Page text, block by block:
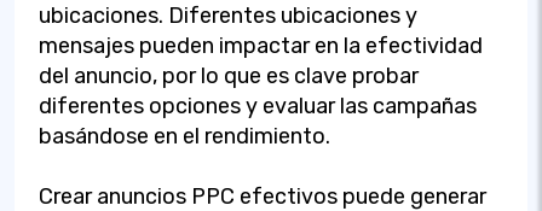
ubicaciones. Diferentes ubicaciones y
mensajes pueden impactar en la efectividad
del anuncio, por lo que es clave probar
diferentes opciones y evaluar las campañas
basándose en el rendimiento.
Crear anuncios PPC efectivos puede generar